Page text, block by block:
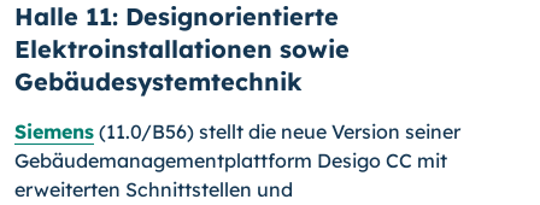
Halle 11: Designorientierte
Elektroinstallationen sowie
Gebäudesystemtechnik
Siemens (11.0/B56) stellt die neue Version seiner
Gebäude­managementplattform Desigo CC mit
erweiterten Schnittstellen und